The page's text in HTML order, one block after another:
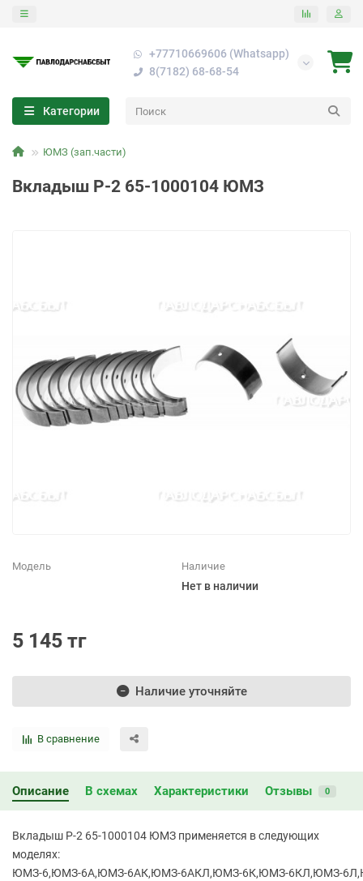
+77710669606 (Whatsapp)
8(7182) 68-68-54
Категории
ЮМЗ (зап.части)
Вкладыш Р-2 65-1000104 ЮМЗ
Модель Наличие
Нет в наличии
5 145 тг
Наличие уточняйте
В сравнение
Описание В схемах Характеристики Отзывы 0
Вкладыш Р-2 65-1000104 ЮМЗ применяется в следующих
моделях:
ЮМЗ-6,ЮМЗ-6А,ЮМЗ-6АК,ЮМЗ-6АКЛ,ЮМЗ-6К,ЮМЗ-6КЛ,ЮМЗ-